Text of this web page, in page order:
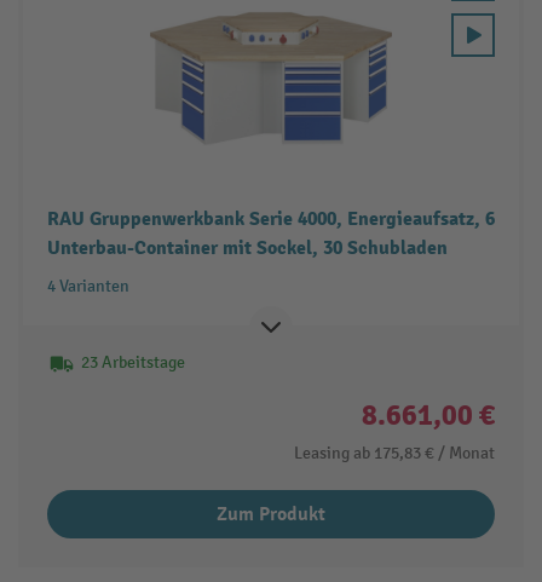
RAU Gruppenwerkbank Serie 4000, Energieaufsatz, 6
Unterbau-Container mit Sockel, 30 Schubladen
4 Varianten
23 Arbeitstage
8.661,00 €
Leasing ab 175,83 € / Monat
Zum Produkt